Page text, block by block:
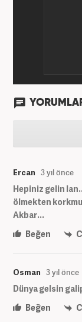
Ercan 3 yıl önce
Hepiniz gelin
ölmekten
Akbar...
Beğen
Osman 3 yıl önce
Dünya gelsin
Beğen